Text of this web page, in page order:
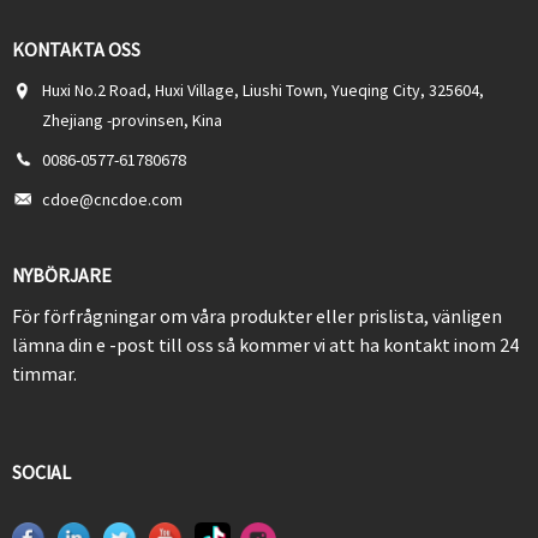
KONTAKTA OSS
Huxi No.2 Road, Huxi Village, Liushi Town, Yueqing City, 325604,
Zhejiang -provinsen, Kina
0086-0577-61780678
cdoe@cncdoe.com
NYBÖRJARE
För förfrågningar om våra produkter eller prislista, vänligen
lämna din e -post till oss så kommer vi att ha kontakt inom 24
timmar.
SOCIAL